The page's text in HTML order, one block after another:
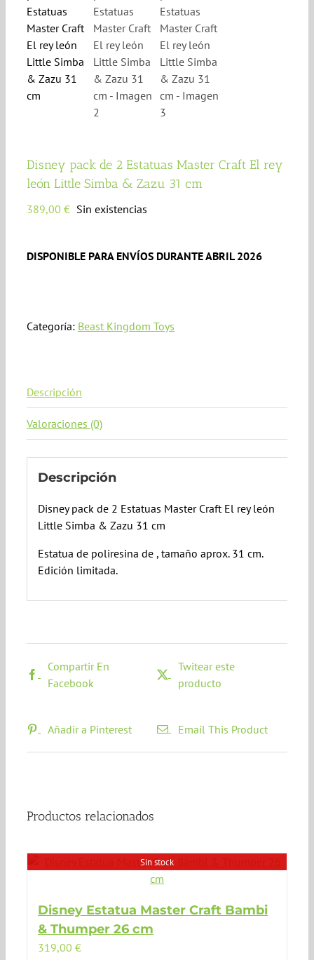
Disney pack de 2 Estatuas Master Craft El rey
león Little Simba & Zazu 31 cm
389,00 € Sin existencias
DISPONIBLE PARA ENVÍOS DURANTE ABRIL 2026
Categoría: Beast Kingdom Toys
Descripción
Valoraciones (0)
Descripción
Disney pack de 2 Estatuas Master Craft El rey león
Little Simba & Zazu 31 cm
Estatua de poliresina de , tamaño aprox. 31 cm.
Edición limitada.
Compartir En
Facebook
Twitear este
producto
Añadir a Pinterest Email This Product
Productos relacionados
Sin stock
Disney Estatua Master Craft Bambi
& Thumper 26 cm
319,00 €